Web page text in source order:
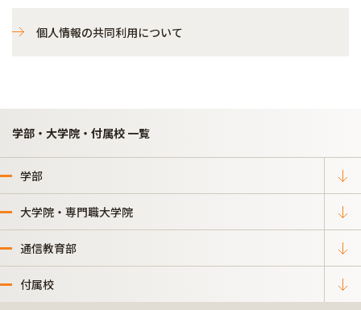
個人情報の共同利用について
学部・大学院・付属校 一覧
学部
大学院・専門職大学院
通信教育部
付属校